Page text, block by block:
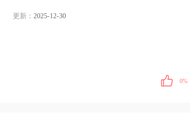
更新： 2025-12-30
0%